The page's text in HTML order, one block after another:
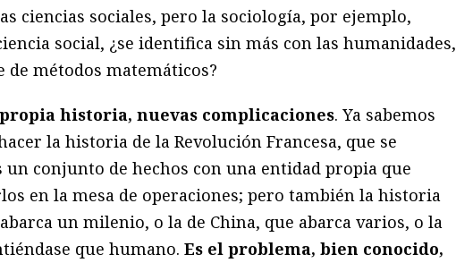
ciencias sociales, pero la sociología, por ejemplo,
social, ¿se identifica sin más con las humanidades,
de métodos matemáticos?
historia, nuevas complicaciones. Ya sabemos
la historia de la Revolución Francesa, que se
un conjunto de hechos con una entidad propia que
en la mesa de operaciones; pero también la historia
un milenio, o la de China, que abarca varios, o la
que humano. Es el problema, bien conocido,